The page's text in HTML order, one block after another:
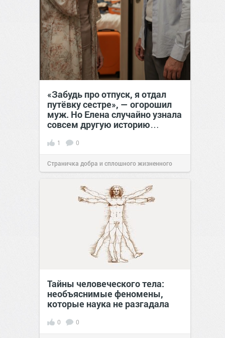
«Забудь про отпуск, я отдал
путёвку сестре», — огорошил
муж. Но Елена случайно узнала
совсем другую историю…
1 0
Страничка добра и сплошного жизненного
Тайны человеческого тела:
необъяснимые феномены,
которые наука не разгадала
0 0